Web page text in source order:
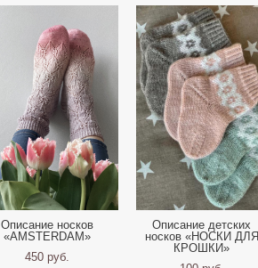
Описание носков
«AMSTERDAM»
450 pуб.
Описание детских
носков «НОСКИ ДЛЯ
КРОШКИ»